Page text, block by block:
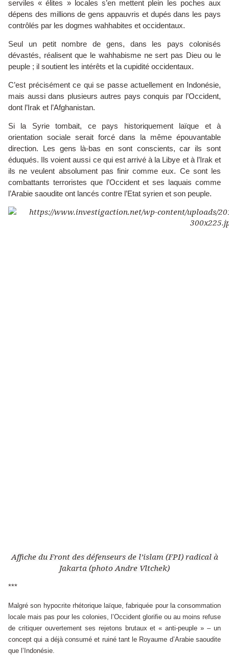
serviles « élites » locales s’en mettent plein les poches aux
dépens des millions de gens appauvris et dupés dans les pays
contrôlés par les dogmes wahhabites et occidentaux.
Seul un petit nombre de gens, dans les pays colonisés
dévastés, réalisent que le wahhabisme ne sert pas Dieu ou le
peuple ; il soutient les intérêts et la cupidité occidentaux.
C’est précisément ce qui se passe actuellement en Indonésie,
mais aussi dans plusieurs autres pays conquis par l’Occident,
dont l’Irak et l’Afghanistan.
Si la Syrie tombait, ce pays historiquement laïque et à
orientation sociale serait forcé dans la même épouvantable
direction. Les gens là-bas en sont conscients, car ils sont
éduqués. Ils voient aussi ce qui est arrivé à la Libye et à l’Irak et
ils ne veulent absolument pas finir comme eux. Ce sont les
combattants terroristes que l’Occident et ses laquais comme
l’Arabie saoudite ont lancés contre l’Etat syrien et son peuple.
Affiche du Front des défenseurs de l’islam (FPI) radical à
Jakarta (photo Andre Vltchek)
***
Malgré son hypocrite rhétorique laïque, fabriquée pour la consommation
locale mais pas pour les colonies, l’Occident glorifie ou au moins refuse
de critiquer ouvertement ses rejetons brutaux et « anti-peuple » – un
concept qui a déjà consumé et ruiné tant le Royaume d’Arabie saoudite
que l’Indonésie.